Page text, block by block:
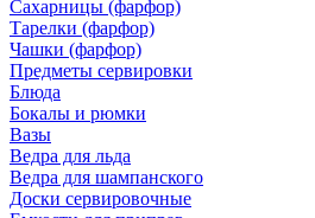
Сахарницы (фарфор)
Тарелки (фарфор)
Чашки (фарфор)
Предметы сервировки
Блюда
Бокалы и рюмки
Вазы
Ведра для льда
Ведра для шампанского
Доски сервировочные